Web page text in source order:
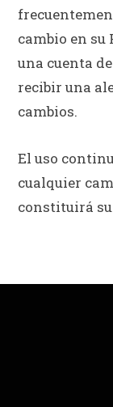
cambio en
una cuenta
recibir una
cambios.
El uso
cualquier
constituirá